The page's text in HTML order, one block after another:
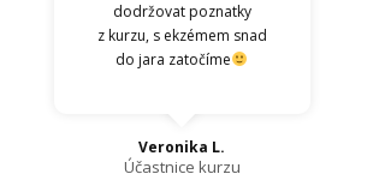
dodržovat poznatky
z kurzu, s ekzémem snad
do jara zatočíme
Veronika L.
Účastnice kurzu